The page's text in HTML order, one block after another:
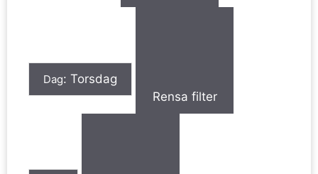
Dag: Torsdag
Rensa filter